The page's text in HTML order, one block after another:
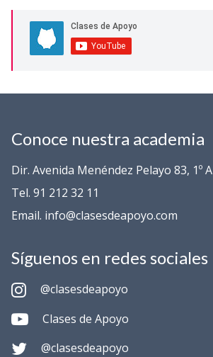
Conoce nuestra academia
Dir. Avenida Menéndez Pelayo 83, 1º A
Tel. 91 212 32 11
Email. info@clasesdeapoyo.com
Síguenos en redes sociales
@clasesdeapoyo
Clases de Apoyo
@clasesdeapoyo